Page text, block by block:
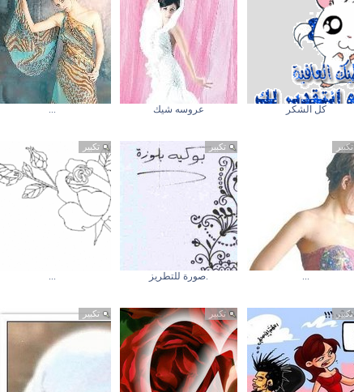
كل الشكر عروسه شيك ...
تكبير
...
تكبير
.صورة للتطريز
تكبير
...
تكبير تكبير تكبير